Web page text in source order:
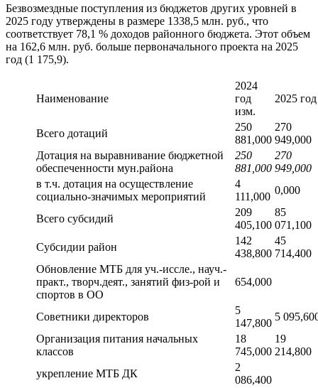
Безвозмездные поступления из бюджетов других уровней в
2025 году утверждены в размере 1338,5 млн. руб., что
соответствует 78,1 % доходов районного бюджета. Этот объем
на 162,6 млн. руб. больше первоначального проекта на 2025
год (1 175,9).
Наименование
2024
год
изм.
2025 год
Всего дотаций
250
881,000
270
949,000
Дотация на выравнивание бюджетной
обеспеченности мун.района
250
881,000
270
949,000
в т.ч. дотация на осуществление
социально-значимых мероприятий
4
111,000
0,000
Всего субсидий
209
405,100
85
071,100
Субсидии район
142
438,800
45
714,400
Обновление МТБ для уч.-иссле., науч.-
практ., творч.деят., занятий физ-рой и
спортов в ОО
654,000
Советники директоров
5
147,800
5
Организация питания начальных
классов
18
745,000
19
214,800
укрепление МТБ ДК
2
086,400